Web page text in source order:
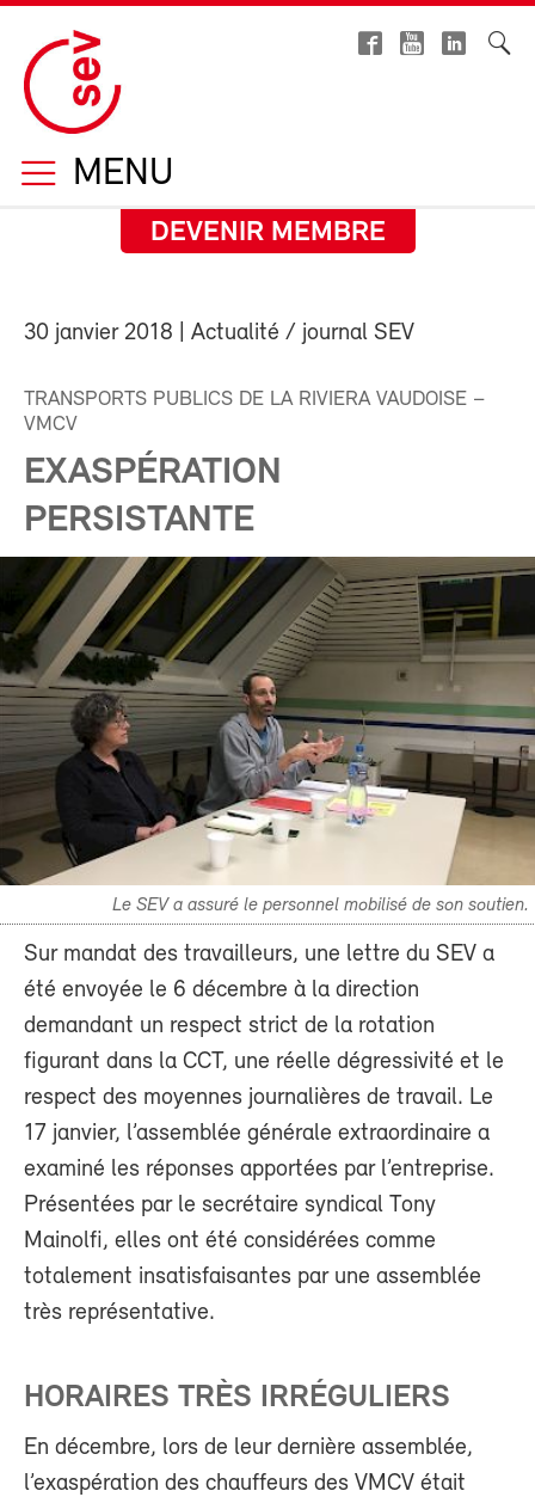
MENU
DEVENIR MEMBRE
30 janvier 2018 | Actualité / journal SEV
TRANSPORTS PUBLICS DE LA RIVIERA VAUDOISE –
VMCV
EXASPÉRATION
PERSISTANTE
Le SEV a assuré le personnel mobilisé de son soutien.
Sur mandat des travailleurs, une lettre du SEV a
été envoyée le 6 décembre à la direction
demandant un respect strict de la rotation
figurant dans la CCT, une réelle dégressivité et le
respect des moyennes journalières de travail. Le
17 janvier, l’assemblée générale extraordinaire a
examiné les réponses apportées par l’entreprise.
Présentées par le secrétaire syndical Tony
Mainolfi, elles ont été considérées comme
totalement insatisfaisantes par une assemblée
très représentative.
HORAIRES TRÈS IRRÉGULIERS
En décembre, lors de leur dernière assemblée,
l’exaspération des chauffeurs des VMCV était